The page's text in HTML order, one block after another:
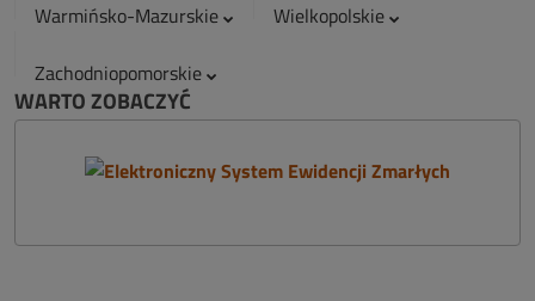
Warmińsko-Mazurskie
Wielkopolskie
Zachodniopomorskie
WARTO ZOBACZYĆ